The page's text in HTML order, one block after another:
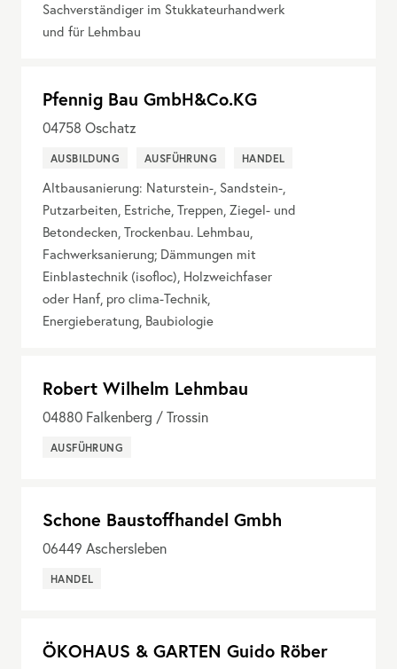
Sachverständiger im Stukkateurhandwerk
und für Lehmbau
Pfennig Bau GmbH&Co.KG
04758 Oschatz
AUSBILDUNG AUSFÜHRUNG HANDEL
Altbausanierung: Naturstein-, Sandstein-,
Putzarbeiten, Estriche, Treppen, Ziegel- und
Betondecken, Trockenbau. Lehmbau,
Fachwerksanierung; Dämmungen mit
Einblastechnik (isofloc), Holzweichfaser
oder Hanf, pro clima-Technik,
Energieberatung, Baubiologie
Robert Wilhelm Lehmbau
04880 Falkenberg / Trossin
AUSFÜHRUNG
Schone Baustoffhandel Gmbh
06449 Aschersleben
HANDEL
ÖKOHAUS & GARTEN Guido Röber